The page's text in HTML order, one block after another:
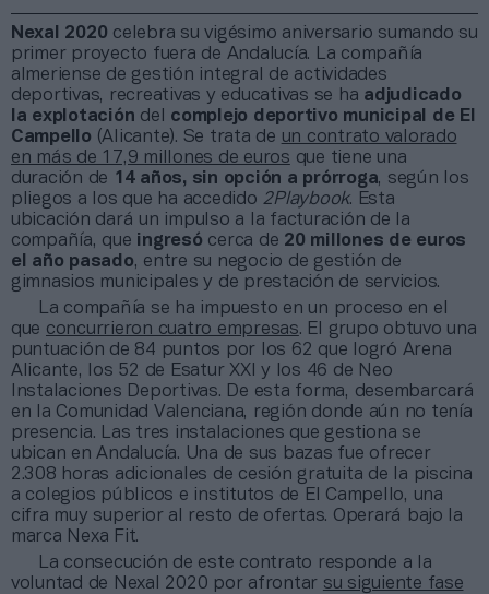
Nexal 2020 celebra su vigésimo aniversario sumando su
primer proyecto fuera de Andalucía. La compañía
almeriense de gestión integral de actividades
deportivas, recreativas y educativas se ha adjudicado
la explotación del complejo deportivo municipal de El
Campello (Alicante). Se trata de un contrato valorado
en más de 17,9 millones de euros que tiene una
duración de 14 años, sin opción a prórroga, según los
pliegos a los que ha accedido 2Playbook. Esta
ubicación dará un impulso a la facturación de la
compañía, que ingresó cerca de 20 millones de euros
el año pasado, entre su negocio de gestión de
gimnasios municipales y de prestación de servicios.
La compañía se ha impuesto en un proceso en el
que concurrieron cuatro empresas. El grupo obtuvo una
puntuación de 84 puntos por los 62 que logró Arena
Alicante, los 52 de Esatur XXI y los 46 de Neo
Instalaciones Deportivas. De esta forma, desembarcará
en la Comunidad Valenciana, región donde aún no tenía
presencia. Las tres instalaciones que gestiona se
ubican en Andalucía. Una de sus bazas fue ofrecer
2.308 horas adicionales de cesión gratuita de la piscina
a colegios públicos e institutos de El Campello, una
cifra muy superior al resto de ofertas. Operará bajo la
marca Nexa Fit.
La consecución de este contrato responde a la
voluntad de Nexal 2020 por afrontar su siguiente fase